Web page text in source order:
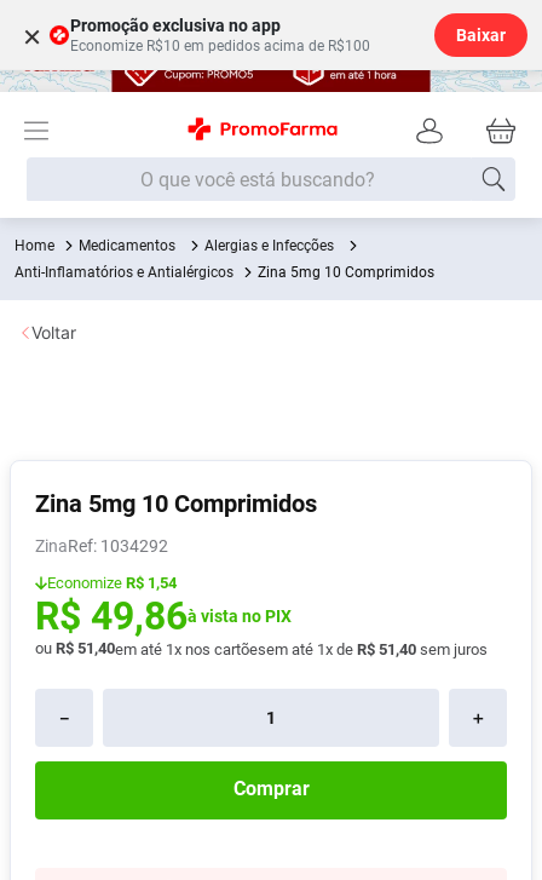
× Promoção exclusiva no app
Economize R$10 em pedidos acima de R$100
Baixar
O que você está buscando?
Medicamentos
Alergias e Infecções
Anti-Inflamatórios e Antialérgicos
Zina 5mg 10 Comprimidos
Zina 5mg 10 Comprimidos
Zina : 1034292
Economize R$ 1,54
R$ 49,86à vista no PIX
ou R$ 51 ,40em até 1x nos cartõesem até 1x de R$ 51 ,40 sem juros
＋
－
Comprar
Voltar
Termos mais buscados
1º Fralda
2
5º Fralda G
6 Shampoo
Absorvente
9 Vitamina D
10º Lavitan